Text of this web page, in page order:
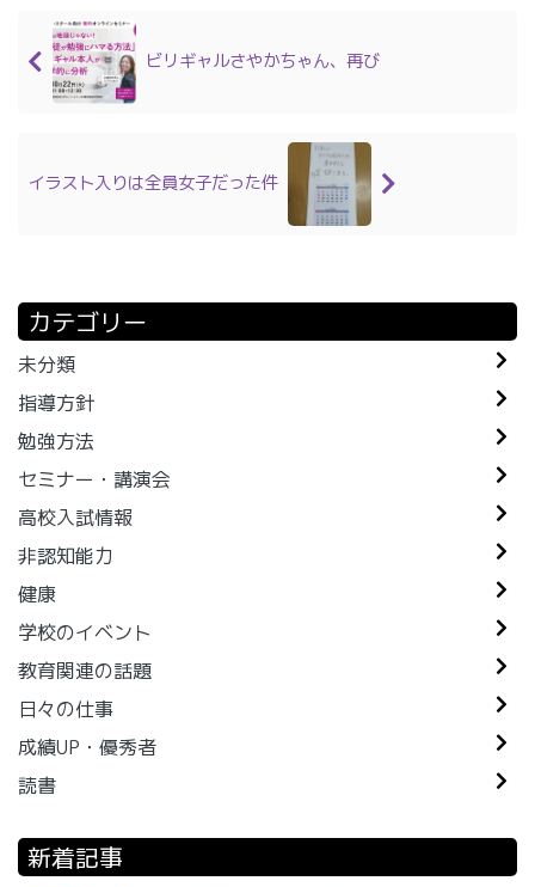
ビリギャルさやかちゃん、再び
イラスト入りは全員女子だった件
カテゴリー
未分類
指導方針
勉強方法
セミナー・講演会
高校入試情報
非認知能力
健康
学校のイベント
教育関連の話題
日々の仕事
成績UP・優秀者
読書
新着記事